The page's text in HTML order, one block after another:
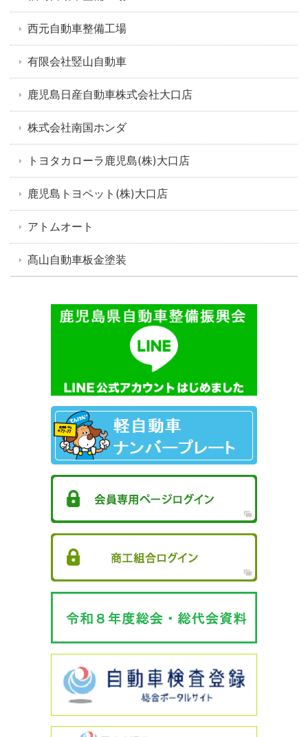
西元自動車整備工場
有限会社竪山自動車
鹿児島日産自動車株式会社大口店
株式会社南国ホンダ
トヨタカローラ鹿児島(株)大口店
鹿児島トヨペット(株)大口店
アトムオート
髙山自動車板金塗装